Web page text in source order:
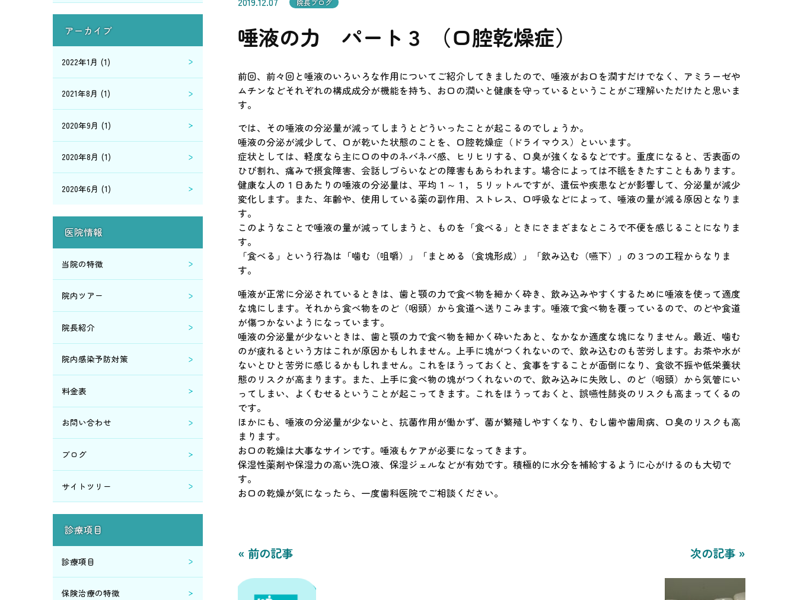
院長ブログ
唾液の力 パート３ （口腔乾燥症）
前回、前々回と唾液のいろいろな作用についてご紹介してきましたので、唾液がお口を潤すだけでなく、アミラーゼや
ムチンなどそれぞれの構成成分が機能を持ち、お口の潤いと健康を守っているということがご理解いただけたと思いま
す。
では、その唾液の分泌量が減ってしまうとどういったことが起こるのでしょうか。
唾液の分泌が減少して、口が乾いた状態のことを、口腔乾燥症（ドライマウス）といいます。
症状としては、軽度なら主に口の中のネバネバ感、ヒリヒリする、口臭が強くなるなどです。重度になると、舌表面の
ひび割れ、痛みで摂食障害、会話しづらいなどの障害もあらわれます。場合によっては不眠をきたすこともあります。
健康な人の１日あたりの唾液の分泌量は、平均１～１，５リットルですが、遺伝や疾患などが影響して、分泌量が減少
変化します。また、年齢や、使用している薬の副作用、ストレス、口呼吸などによって、唾液の量が減る原因となりま
す。
このようなことで唾液の量が減ってしまうと、ものを「食べる」ときにさまざまなところで不便を感じることになりま
す。
「食べる」という行為は「噛む（咀嚼）」「まとめる（食塊形成）」「飲み込む（嚥下）」の３つの工程からなりま
す。
唾液が正常に分泌されているときは、歯と顎の力で食べ物を細かく砕き、飲み込みやすくするために唾液を使って適度
な塊にします。それから食べ物をのど（咽頭）から食道へ送りこみます。唾液で食べ物を覆っているので、のどや食道
が傷つかないようになっています。
唾液の分泌量が少ないときは、歯と顎の力で食べ物を細かく砕いたあと、なかなか適度な塊になりません。最近、噛む
のが疲れるという方はこれが原因かもしれません。上手に塊がつくれないので、飲み込むのも苦労します。お茶や水が
ないとひと苦労に感じるかもしれません。これをほうっておくと、食事をすることが面倒になり、食欲不振や低栄養状
態のリスクが高まります。また、上手に食べ物の塊がつくれないので、飲み込みに失敗し、のど（咽頭）から気管にい
ってしまい、よくむせるということが起こってきます。これをほうっておくと、誤嚥性肺炎のリスクも高まってくるの
です。
ほかにも、唾液の分泌量が少ないと、抗菌作用が働かず、菌が繁殖しやすくなり、むし歯や歯周病、口臭のリスクも高
まります。
お口の乾燥は大事なサインです。唾液もケアが必要になってきます。
保湿性薬剤や保湿力の高い洗口液、保湿ジェルなどが有効です。積極的に水分を補給するように心がけるのも大切で
す。
お口の乾燥が気になったら、一度歯科医院でご相談ください。
次の記事 »
« 前の記事
アーカイブ
2022年1月 (1)
2021年8月 (1)
2020年9月 (1)
2020年8月 (1)
2020年6月 (1)
2020年5月 (4)
2020年4月 (6)
2020年2月 (2)
2020年1月 (2)
2019年12月 (1)
2019年11月 (1)
2019年8月 (1)
2019年5月 (3)
2019年4月 (1)
2019年3月 (2)
2019年2月 (5)
2019年1月 (1)
医院情報
当院の特徴
院内ツアー
院長紹介
院内感染予防対策
料金表
お問い合わせ
ブログ
サイトツリー
診療項目
診療項目
保険治療の特徴